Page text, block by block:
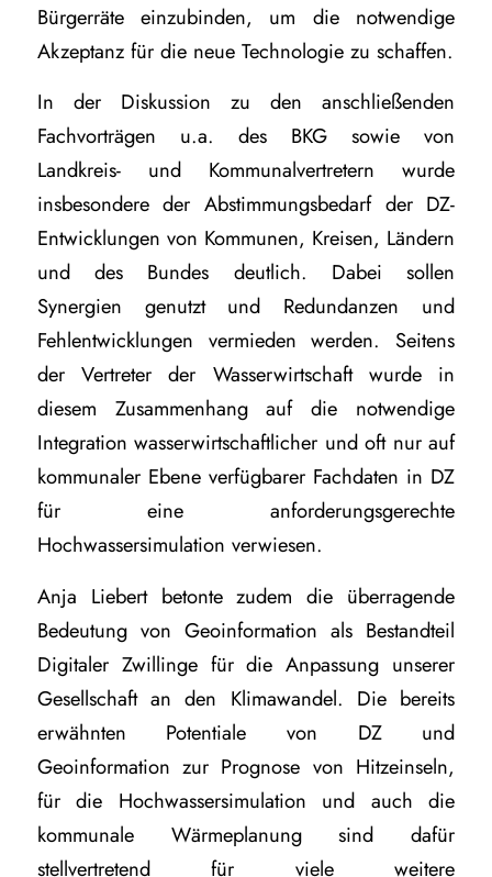
Bürgerräte einzubinden, um die notwendige
Akzeptanz für die neue Technologie zu schaffen.
In der Diskussion zu den anschließenden
Fachvorträgen u.a. des BKG sowie von
Landkreis- und Kommunalvertretern wurde
insbesondere der Abstimmungsbedarf der DZ-
Entwicklungen von Kommunen, Kreisen, Ländern
und des Bundes deutlich. Dabei sollen
Synergien genutzt und Redundanzen und
Fehlentwicklungen vermieden werden. Seitens
der Vertreter der Wasserwirtschaft wurde in
diesem Zusammenhang auf die notwendige
Integration wasserwirtschaftlicher und oft nur auf
kommunaler Ebene verfügbarer Fachdaten in DZ
für eine anforderungsgerechte
Hochwassersimulation verwiesen.
Anja Liebert betonte zudem die überragende
Bedeutung von Geoinformation als Bestandteil
Digitaler Zwillinge für die Anpassung unserer
Gesellschaft an den Klimawandel. Die bereits
erwähnten Potentiale von DZ und
Geoinformation zur Prognose von Hitzeinseln,
für die Hochwassersimulation und auch die
kommunale Wärmeplanung sind dafür
stellvertretend für viele weitere